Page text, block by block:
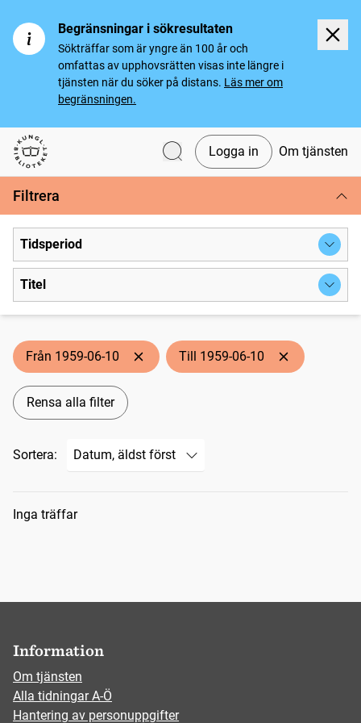
Begränsningar i sökresultaten
Sökträffar som är yngre än 100 år och
omfattas av upphovsrätten visas inte längre i
tjänsten när du söker på distans. Läs mer om
begränsningen.
Svenska tidningar
Logga in Om tjänsten
Filtrera
Tidsperiod
Titel
Från 1959-06-10 Till 1959-06-10
Rensa alla filter
Sortera:
Sökresultat
Inga träffar
Information
Om tjänsten
Alla tidningar A-Ö
Hantering av personuppgifter